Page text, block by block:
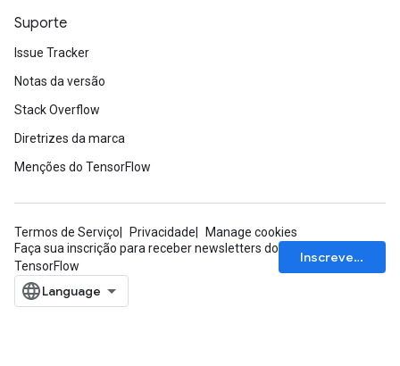
Suporte
Issue Tracker
Notas da versão
Stack Overflow
Diretrizes da marca
Menções do TensorFlow
Termos de Serviço Privacidade
Manage cookies
Faça sua inscrição para receber newsletters do
TensorFlow
Inscrever-se